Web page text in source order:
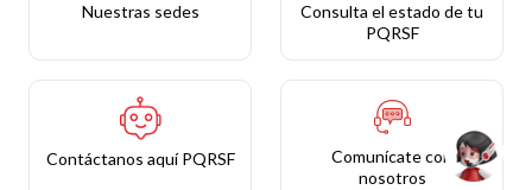
Nuestras sedes
Consulta el estado de tu
PQRSF
Contáctanos aquí PQRSF
Comunícate con
nosotros